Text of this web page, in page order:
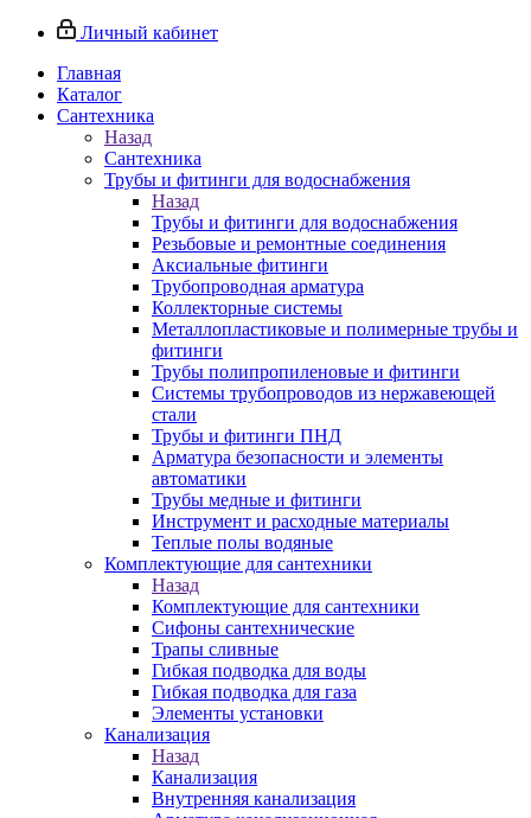
Личный кабинет
Главная
Каталог
Сантехника
Назад
Сантехника
Трубы и фитинги для водоснабжения
Назад
Трубы и фитинги для водоснабжения
Резьбовые и ремонтные соединения
Аксиальные фитинги
Трубопроводная арматура
Коллекторные системы
Металлопластиковые и полимерные трубы и
фитинги
Трубы полипропиленовые и фитинги
Системы трубопроводов из нержавеющей
стали
Трубы и фитинги ПНД
Арматура безопасности и элементы
автоматики
Трубы медные и фитинги
Инструмент и расходные материалы
Теплые полы водяные
Комплектующие для сантехники
Назад
Комплектующие для сантехники
Сифоны сантехнические
Трапы сливные
Гибкая подводка для воды
Гибкая подводка для газа
Элементы установки
Канализация
Назад
Канализация
Внутренняя канализация